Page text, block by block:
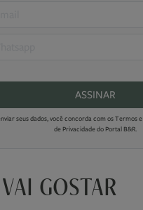
ASSINAR
seus dados, você concorda com os Termos
de Privacidade do Portal B&R.
GOSTAR